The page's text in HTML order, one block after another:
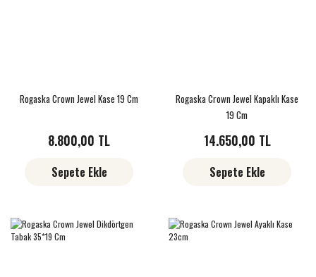
Rogaska Crown Jewel Kase 19 Cm
8.800,00 TL
Sepete Ekle
Rogaska Crown Jewel Kapaklı Kase
19 Cm
14.650,00 TL
Sepete Ekle